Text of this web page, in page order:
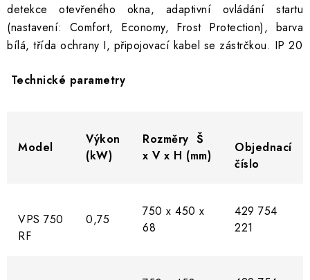
detekce otevřeného okna, adaptivní ovládání startu
(nastavení: Comfort, Economy, Frost Protection), barva
bílá, třída ochrany I, připojovací kabel se zástrčkou. IP 20
Technické parametry
Model
Výkon
(kW)
Rozměry Š
x V x H (mm)
Objednací
číslo
VPS 750
RF
0,75
750 x 450 x
68
429 754
221